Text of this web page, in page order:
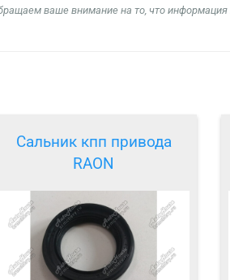
ваше внимание на то, что информация
Сальник кпп привода
RAON